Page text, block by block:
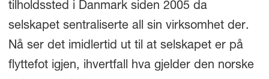
tilholdssted i Danmark siden 2005 da
selskapet sentraliserte all sin virksomhet der.
Nå ser det imidlertid ut til at selskapet er på
flyttefot igjen, ihvertfall hva gjelder den norske